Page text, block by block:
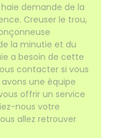
demande de la
Creuser le trou,
la minutie et du
a besoin de cette
contacter si vous
avons une équipe
offrir un service
nous votre
allez retrouver